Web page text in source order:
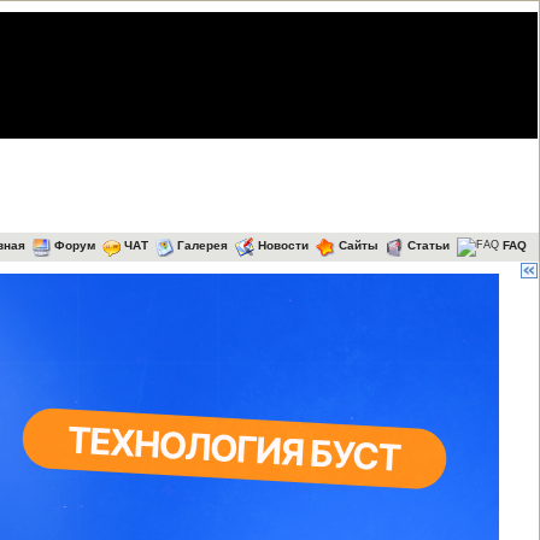
Форум ЧАТ Галерея Новости Сайты Статьи FAQ